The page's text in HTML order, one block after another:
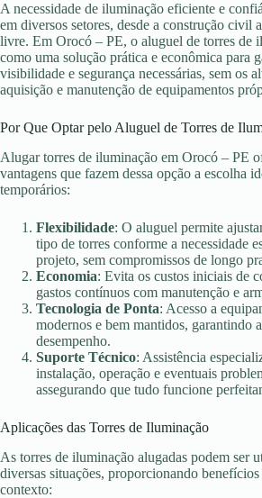
A necessidade de iluminação eficiente e
em diversos setores, desde a construção civil
livre. Em Orocó – PE, o aluguel de torres de
como uma solução prática e econômica para
visibilidade e segurança necessárias, sem os
aquisição e manutenção de equipamentos
Por Que Optar pelo Aluguel de Torres de
Alugar torres de iluminação em Orocó – PE
vantagens que fazem dessa opção a escolha
temporários:
Flexibilidade: O aluguel permite
tipo de torres conforme a necessidade
projeto, sem compromissos de longo
Economia: Evita os custos iniciais de
gastos contínuos com manutenção e
Tecnologia de Ponta: Acesso a
modernos e bem mantidos, garantindo
desempenho.
Suporte Técnico: Assistência
instalação, operação e eventuais
assegurando que tudo funcione
Aplicações das Torres de Iluminação
As torres de iluminação alugadas podem ser
diversas situações, proporcionando benefícios
contexto: